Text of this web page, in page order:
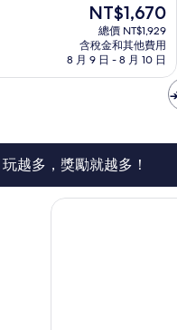
現
在
價
格
為
NT$1,670
總價 NT$1,929
含稅金和其他費用
8 月 9 日 - 8 月 10 日
越多，獎勵就越多！